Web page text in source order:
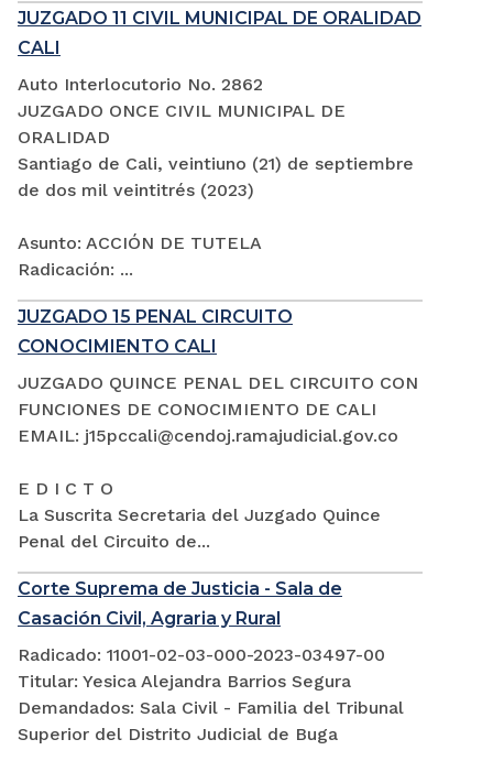
JUZGADO 11 CIVIL MUNICIPAL DE ORALIDAD
CALI
Auto Interlocutorio No. 2862
JUZGADO ONCE CIVIL MUNICIPAL DE
ORALIDAD
Santiago de Cali, veintiuno (21) de septiembre
de dos mil veintitrés (2023)
Asunto: ACCIÓN DE TUTELA
Radicación: ...
JUZGADO 15 PENAL CIRCUITO
CONOCIMIENTO CALI
JUZGADO QUINCE PENAL DEL CIRCUITO CON
FUNCIONES DE CONOCIMIENTO DE CALI
EMAIL: j15pccali@cendoj.ramajudicial.gov.co
E D I C T O
La Suscrita Secretaria del Juzgado Quince
Penal del Circuito de...
Corte Suprema de Justicia - Sala de
Casación Civil, Agraria y Rural
Radicado: 11001-02-03-000-2023-03497-00
Titular: Yesica Alejandra Barrios Segura
Demandados: Sala Civil - Familia del Tribunal
Superior del Distrito Judicial de Buga